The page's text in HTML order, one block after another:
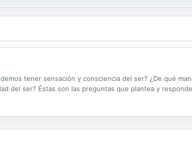
tener sensación y consciencia del ser? ¿De qué
del ser? Éstas son las preguntas que plantea y